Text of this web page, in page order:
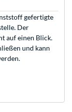
gefertigte
Der
auf einen Blick.
und kann